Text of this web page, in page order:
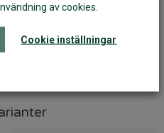
för att hitta rätt
midjemått och lårmått.
av cookies.
Cookie inställningar